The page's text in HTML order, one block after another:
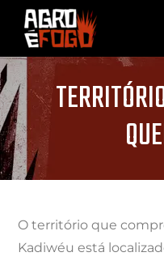
O território que
Kadiwéu está